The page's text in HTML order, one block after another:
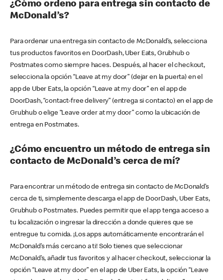
¿Cómo ordeno para entrega sin contacto de
McDonald’s?
Para ordenar una entrega sin contacto de McDonald’s, selecciona
tus productos favoritos en DoorDash, Uber Eats, Grubhub o
Postmates como siempre haces. Después, al hacer el checkout,
selecciona la opción “Leave at my door” (dejar en la puerta) en el
app de Uber Eats, la opción “Leave at my door” en el app de
DoorDash, “contact-free delivery” (entrega si contacto) en el app de
Grubhub o elige “Leave order at my door” como la ubicación de
entrega en Postmates.
¿Cómo encuentro un método de entrega sin
contacto de McDonald’s cerca de mí?
Para encontrar un método de entrega sin contacto de McDonald’s
cerca de ti, simplemente descarga el app de DoorDash, Uber Eats,
Grubhub o Postmates. Puedes permitir que el app tenga acceso a
tu localización o ingresar la dirección a donde quieres que se
entregue tu comida. ¡Los apps automáticamente encontrarán el
McDonald’s más cercano a ti! Solo tienes que seleccionar
McDonald’s, añadir tus favoritos y al hacer checkout, seleccionar la
opción “Leave at my door” en el app de Uber Eats, la opción “Leave